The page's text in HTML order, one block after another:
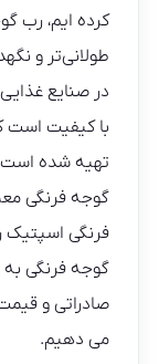
کرده ایم، رب
طولانی‌تر و
در صنایع
تهیه شده
گوجه فرنگی
فرنگی اسپتیک
گوجه فرنگی
صادراتی و
می دهیم.